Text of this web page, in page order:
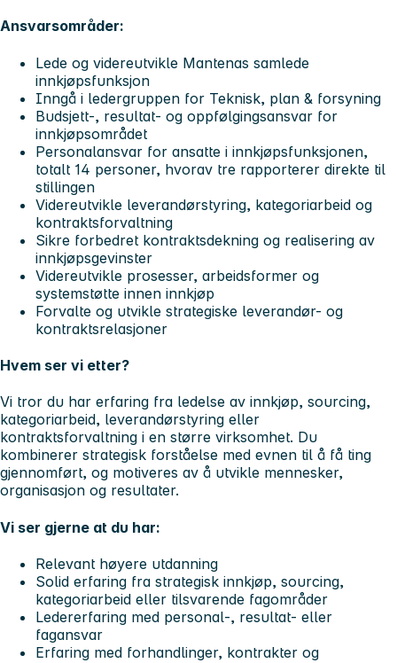
Ansvarsområder:
Lede og videreutvikle Mantenas samlede
innkjøpsfunksjon
Inngå i ledergruppen for Teknisk, plan & forsyning
Budsjett-, resultat- og oppfølgingsansvar for
innkjøpsområdet
Personalansvar for ansatte i innkjøpsfunksjonen,
totalt 14 personer, hvorav tre rapporterer direkte til
stillingen
Videreutvikle leverandørstyring, kategoriarbeid og
kontraktsforvaltning
Sikre forbedret kontraktsdekning og realisering av
innkjøpsgevinster
Videreutvikle prosesser, arbeidsformer og
systemstøtte innen innkjøp
Forvalte og utvikle strategiske leverandør- og
kontraktsrelasjoner
Hvem ser vi etter?
Vi tror du har erfaring fra ledelse av innkjøp, sourcing,
kategoriarbeid, leverandørstyring eller
kontraktsforvaltning i en større virksomhet. Du
kombinerer strategisk forståelse med evnen til å få ting
gjennomført, og motiveres av å utvikle mennesker,
organisasjon og resultater.
Vi ser gjerne at du har:
Relevant høyere utdanning
Solid erfaring fra strategisk innkjøp, sourcing,
kategoriarbeid eller tilsvarende fagområder
Ledererfaring med personal-, resultat- eller
fagansvar
Erfaring med forhandlinger, kontrakter og